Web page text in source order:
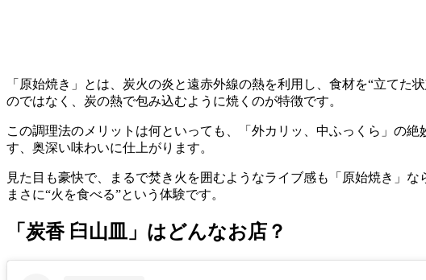
「原始焼き」とは、炭火の炎と遠赤外線の熱を利用し、食材を“立て
のではなく、炭の熱で包み込むように焼くのが特徴です。
この調理法のメリットは何といっても、「外カリッ、中ふっくら」の
す、奥深い味わいに仕上がります。
見た目も豪快で、まるで焚き火を囲むようなライブ感も「原始焼き」な
まさに“火を食べる”という体験です。
「炭香 臼山皿」はどんなお店？